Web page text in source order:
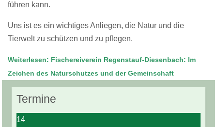
führen kann.
Uns ist es ein wichtiges Anliegen, die Natur und die
Tierwelt zu schützen und zu pflegen.
Weiterlesen: Fischereiverein Regenstauf-Diesenbach: Im
Zeichen des Naturschutzes und der Gemeinschaft
Termine
14